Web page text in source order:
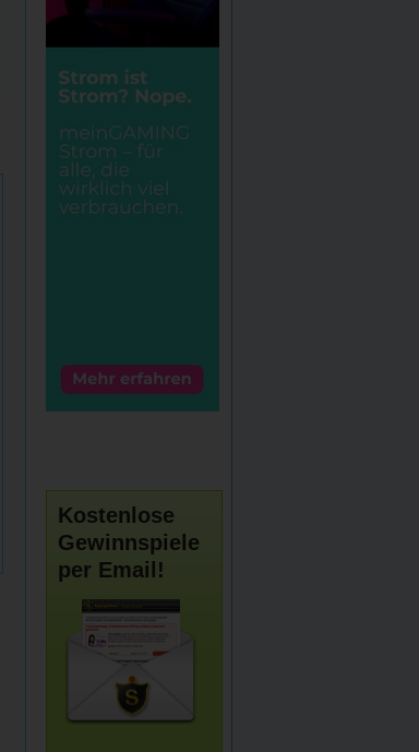
Kostenlose
Gewinnspiele
per Email!